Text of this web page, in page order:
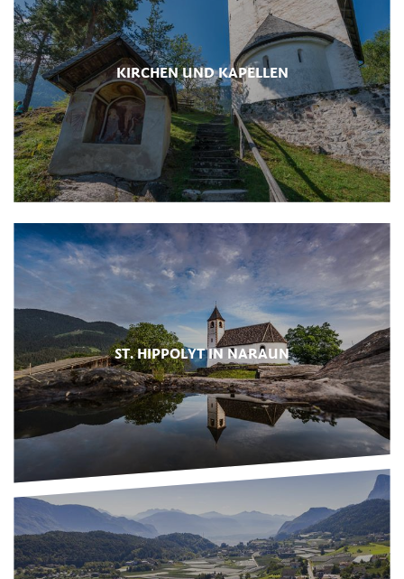
KIRCHEN UND KAPELLEN
ST. HIPPOLYT IN NARAUN